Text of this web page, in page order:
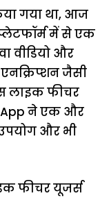
गया था, आज
में से एक
वीडियो और
जैसी
लाइक फीचर
ने एक और
और भी
फीचर यूजर्स